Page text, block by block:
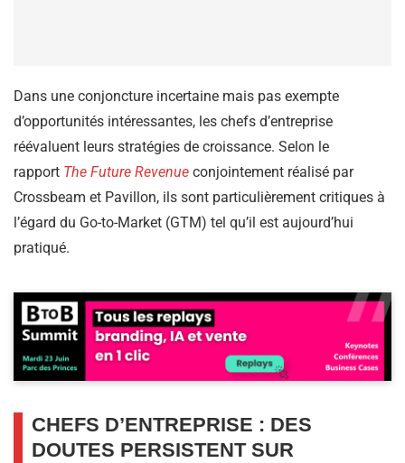
Dans une conjoncture incertaine mais pas exempte
d’opportunités intéressantes, les chefs d’entreprise
réévaluent leurs stratégies de croissance. Selon le
rapport The Future Revenue conjointement réalisé par
Crossbeam et Pavillon, ils sont particulièrement critiques à
l’égard du Go-to-Market (GTM) tel qu’il est aujourd’hui
pratiqué.
CHEFS D’ENTREPRISE : DES
DOUTES PERSISTENT SUR